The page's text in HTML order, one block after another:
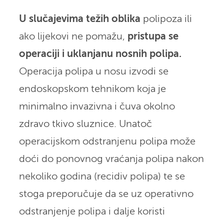
U slučajevima težih oblika polipoza ili
ako lijekovi ne pomažu, pristupa se
operaciji i uklanjanu nosnih polipa.
Operacija polipa u nosu izvodi se
endoskopskom tehnikom koja je
minimalno invazivna i čuva okolno
zdravo tkivo sluznice. Unatoč
operacijskom odstranjenu polipa može
doći do ponovnog vraćanja polipa nakon
nekoliko godina (recidiv polipa) te se
stoga preporučuje da se uz operativno
odstranjenje polipa i dalje koristi